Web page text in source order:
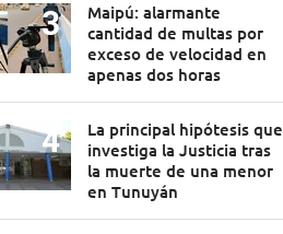
Maipú: alarmante
cantidad de multas por
exceso de velocidad en
apenas dos horas
La principal hipótesis que
investiga la Justicia tras
la muerte de una menor
en Tunuyán